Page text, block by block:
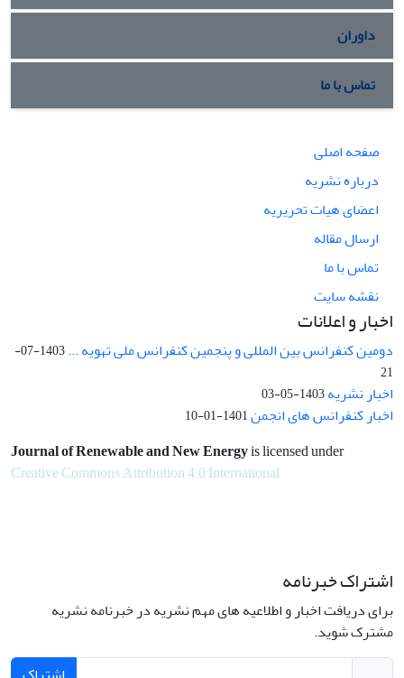
داوران
تماس با ما
صفحه اصلی
درباره نشریه
اعضای هیات تحریریه
ارسال مقاله
تماس با ما
نقشه سایت
اخبار و اعلانات
دومین کنفرانس بین المللی و پنجمین کنفرانس ملی تهویه ...
1403-07-
21
اخبار نشریه1403-05-03
اخبار کنفرانس های انجمن1401-01-10
Journal of Renewable and New Energyis licensed under
Creative Commons Attribution 4.0 International
اشتراک خبرنامه
برای دریافت اخبار و اطلاعیه های مهم نشریه در خبرنامه نشریه
مشترک شوید.